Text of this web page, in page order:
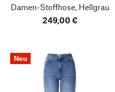
Damen-Stoffhose, Hellgrau
249,00 €
Neu